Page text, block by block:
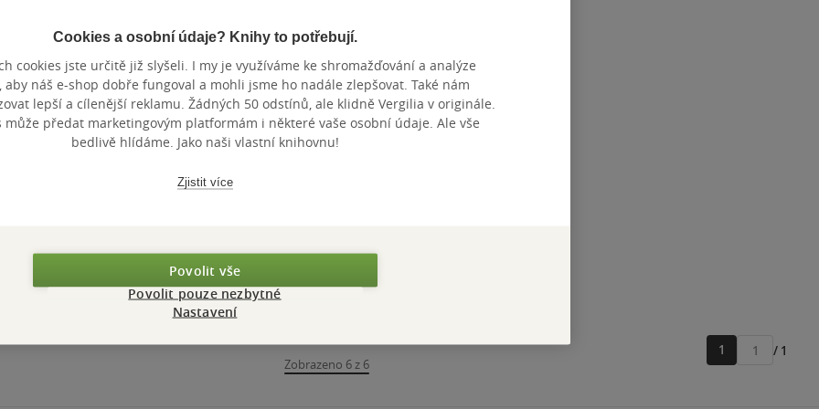
Dobro a ctnost
pohledem etických
a náboženských
Pavel Hlavinka
Do košíku
Nedostupné
Dějiny filosofie -
jasně a stručně
Pavel Hlavinka
5
hvězdiček
pevná vazba
Nedostupné
Zobrazeno 6 z 6
1
Přejít
/ 1
Cookies a osobní údaje? Knihy to potřebují.
cookies jste určitě již slyšeli. I my je využíváme ke shromažďování a analýze
aby náš e-shop dobře fungoval a mohli jsme ho nadále zlepšovat. Také nám
lepší a cílenější reklamu. Žádných 50 odstínů, ale klidně Vergilia v originále.
může předat marketingovým platformám i některé vaše osobní údaje. Ale vše
bedlivě hlídáme. Jako naši vlastní knihovnu!
Zjistit více
Povolit vše
Povolit pouze nezbytné
Nastavení